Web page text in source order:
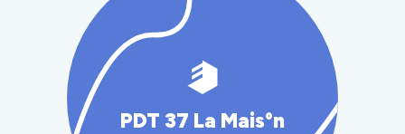
PDT 37 La Mais°n